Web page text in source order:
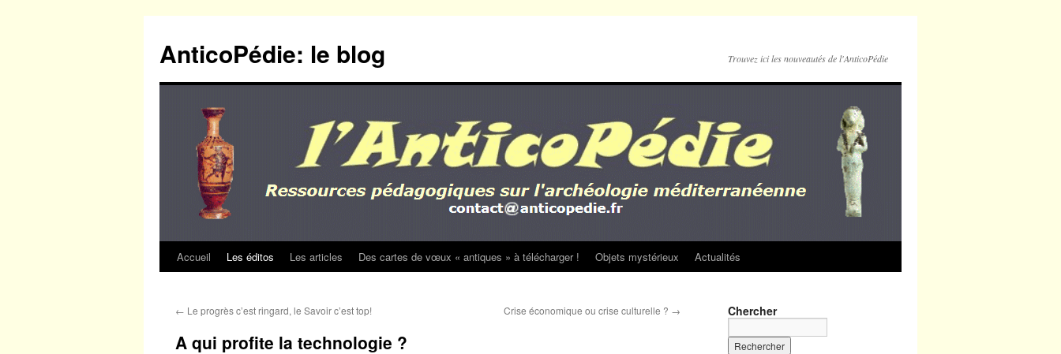
contenu
AnticoPédie: le blog Trouvez ici les nouveautés de l'AnticoPédie
Accueil Les éditos Les articles Des cartes de vœux « antiques » à télécharger ! Objets mystérieux Actualités
← Le progrès c’est ringard, le Savoir c’est top! Crise économique ou crise culturelle ? →
A qui profite la technologie ?
Chercher